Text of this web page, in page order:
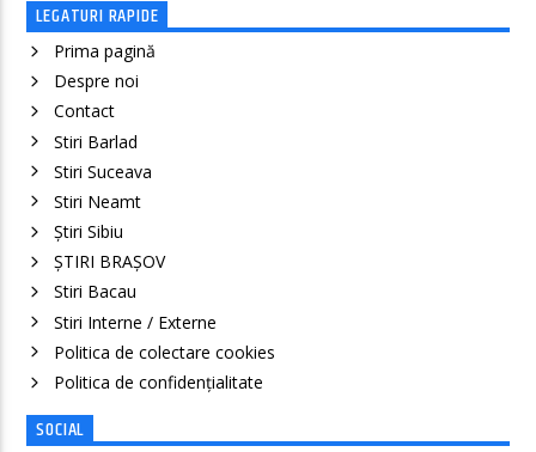
LEGATURI RAPIDE
Prima pagină
Despre noi
Contact
Stiri Barlad
Stiri Suceava
Stiri Neamt
Știri Sibiu
ȘTIRI BRAȘOV
Stiri Bacau
Stiri Interne / Externe
Politica de colectare cookies
Politica de confidenţialitate
SOCIAL